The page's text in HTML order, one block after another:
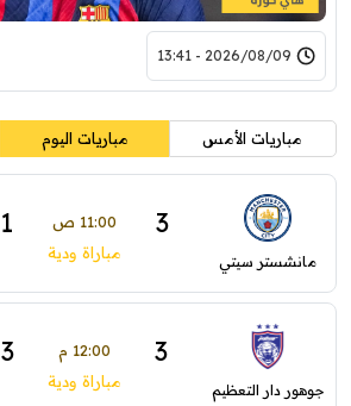
2026/08/09 - 13:41
مباريات الأمس مباريات اليوم
مانشستر سيتي
3 11:00 ص 1
مباراة ودية
جوهور دار التعظيم
3 12:00 م 3
مباراة ودية